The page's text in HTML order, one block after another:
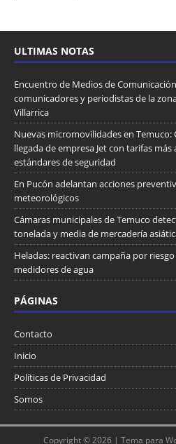
ULTIMAS NOTAS
Encuentro de Medios de
comunicadores y periodistas de la
Villarrica
Nuevas micromovilidades en Temuco:
llegada de empresa Jet con tarifas más
estándares de seguridad
En Pucón adelantan acciones
meteorológicos
Cámaras municipales de Temuco
tonelada y media de mercadería
Heladas: reactivan campaña por
medidores de agua
PÁGINAS
Contacto
Inicio
Políticas de Privacidad
Somos
Copyright © 2026 | Tema para